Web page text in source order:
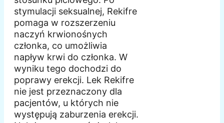
stymulacji seksualnej, Rekifre
pomaga w rozszerzeniu
naczyń krwionośnych
członka, co umożliwia
napływ krwi do członka. W
wyniku tego dochodzi do
poprawy erekcji. Lek Rekifre
nie jest przeznaczony dla
pacjentów, u których nie
występują zaburzenia erekcji.